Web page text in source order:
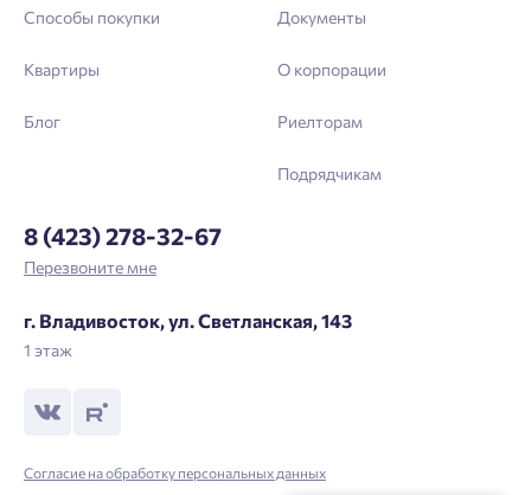
Способы покупки
Квартиры
Блог
Документы
О корпорации
Риелторам
Подрядчикам
8 (423) 278-32-67
Перезвоните мне
г. Владивосток, ул. Светланская, 143
1 этаж
Согласие на обработку персональных данных